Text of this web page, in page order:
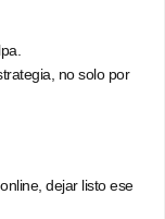
no solo por
dejar listo ese